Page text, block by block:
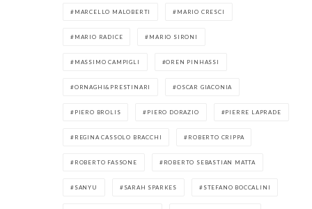
MARCELLO MALOBERTI MARIO CRESCI
MARIO RADICE MARIO SIRONI
MASSIMO CAMPIGLI OREN PINHASSI
ORNAGHI&PRESTINARI OSCAR GIACONIA
PIERO BROLIS PIERO DORAZIO PIERRE LAPRADE
REGINA CASSOLO BRACCHI ROBERTO CRIPPA
ROBERTO FASSONE ROBERTO SEBASTIAN MATTA
SANYU SARAH SPARKES STEFANO BOCCALINI